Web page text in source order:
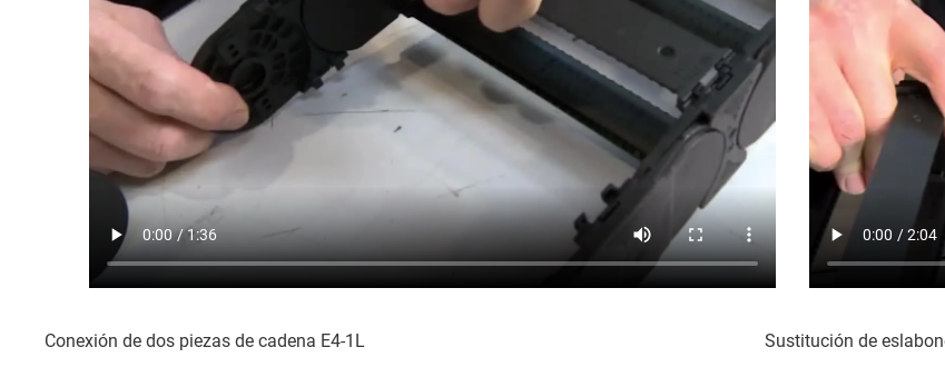
Conexión de dos piezas de cadena E4-1L Sustitución de